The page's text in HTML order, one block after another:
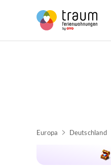
Europa Deutschland